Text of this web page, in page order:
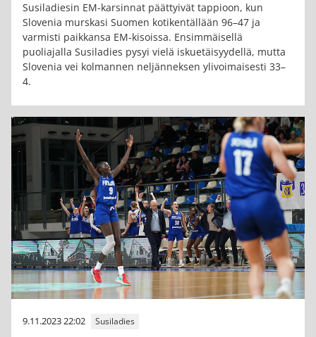
Susiladiesin EM-karsinnat päättyivät tappioon, kun
Slovenia murskasi Suomen kotikentällään 96–47 ja
varmisti paikkansa EM-kisoissa. Ensimmäisellä
puoliajalla Susiladies pysyi vielä iskuetäisyydellä, mutta
Slovenia vei kolmannen neljänneksen ylivoimaisesti 33–
4.
9.11.2023 22:02 Susiladies